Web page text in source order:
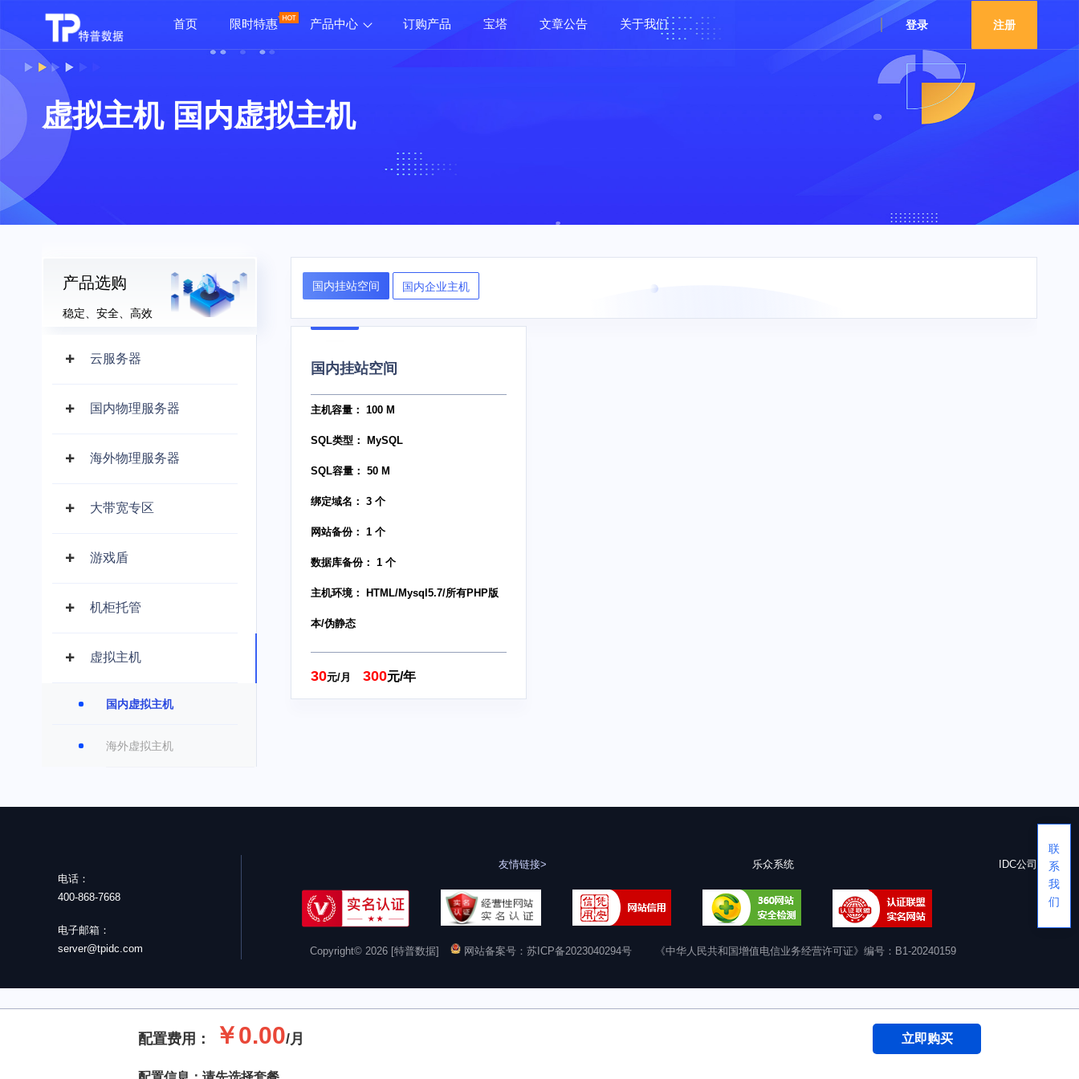
首页 限时特惠 产品中心 订购产品 宝塔 文章公告 关于我们 登录 注册
虚拟主机 国内虚拟主机
产品选购
稳定、安全、高效
云服务器
国内物理服务器
海外物理服务器
大带宽专区
游戏盾
机柜托管
虚拟主机
国内虚拟主机
海外虚拟主机
国内挂站空间 国内企业主机
国内挂站空间
主机容量： 100 M
SQL类型： MySQL
SQL容量： 50 M
绑定域名： 3 个
网站备份： 1 个
数据库备份： 1 个
主机环境： HTML/Mysql5.7/所有PHP版
本/伪静态
30元/月 300元/年
配置费用： ￥0.00/月 立即购买
电话：
400-868-7668
电子邮箱：
server@tpidc.com
友情链接> 乐众系统 IDC公司
Copyright© 2026 [特普数据] 网站备案号：苏ICP备2023040294号 《中华人民共和国增值电信业务经营许可证》编号：B1-20240159
联
系
我
们